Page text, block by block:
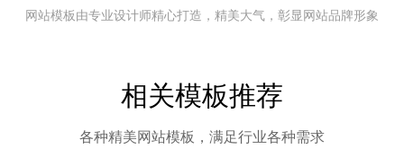
网站模板由专业设计师精心打造，精美大气，彰显网站品牌形象
相关模板推荐
各种精美网站模板，满足行业各种需求